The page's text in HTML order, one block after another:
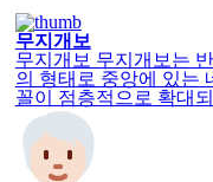
무지개보
무지개보 무지개보는
의 형태로 중앙에 있는
꼴이 점층적으로 확대